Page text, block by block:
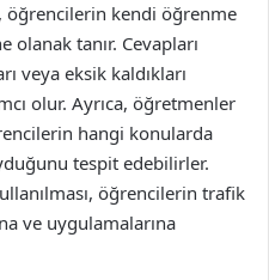
öğrencilerin kendi öğrenme
tanır. Cevapları
veya eksik kaldıkları
olur. Ayrıca, öğretmenler
hangi konularda
tespit edebilirler.
öğrencilerin trafik
ve uygulamalarına